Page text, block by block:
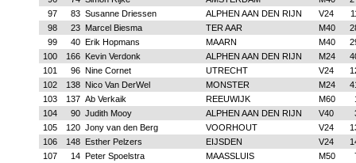
97
83 Susanne Driessen ALPHEN AAN DEN RIJN V24
98
23 Marcel Biesma TER AAR M40
99
40 Erik Hopmans MAARN M40
100
166 Kevin Verdonk ALPHEN AAN DEN RIJN M24
101
96 Nine Cornet UTRECHT V24
102
138 Nico Van DerWel MONSTER M24
103
137 Ab Verkaik REEUWIJK M60
104
90 Judith Mooy ALPHEN AAN DEN RIJN V40
105
120 Jony van den Berg VOORHOUT V24
106
148 Esther Pelzers EIJSDEN V24
107
14 Peter Spoelstra MAASSLUIS M50